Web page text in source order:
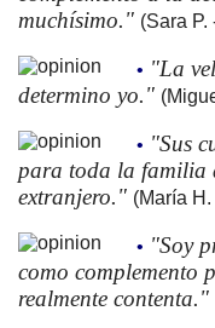
muchísimo." (Sara P.
• "La
determino yo."
• "Sus
para toda la familia
extranjero." (María
• "Soy
como complemento
realmente contenta."